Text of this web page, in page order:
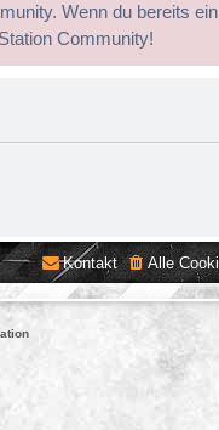
Wenn du bereits
Community!
Alle
Kontakt